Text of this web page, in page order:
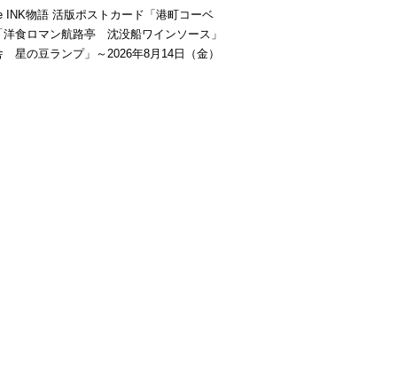
INK物語 活版ポストカード「港町コーベ
洋食ロマン航路亭 沈没船ワインソース」
星の豆ランプ」～2026年8月14日（金）